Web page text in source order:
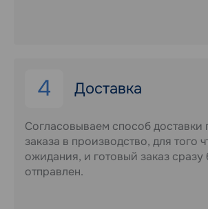
4 Доставка
Согласовываем способ доставки
заказа в производство, для того
ожидания, и готовый заказ сразу
отправлен.